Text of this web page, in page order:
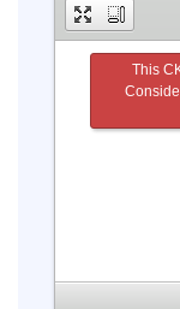
This